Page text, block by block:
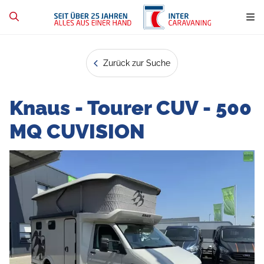
Zurück zur Suche
Knaus - Tourer CUV - 500
MQ CUVISION